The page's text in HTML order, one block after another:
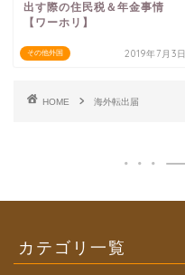
その他外国
出す際の住民税＆年金事情
【ワーホリ】
2019年7月3日
HOME 海外転出届
カテゴリ一覧